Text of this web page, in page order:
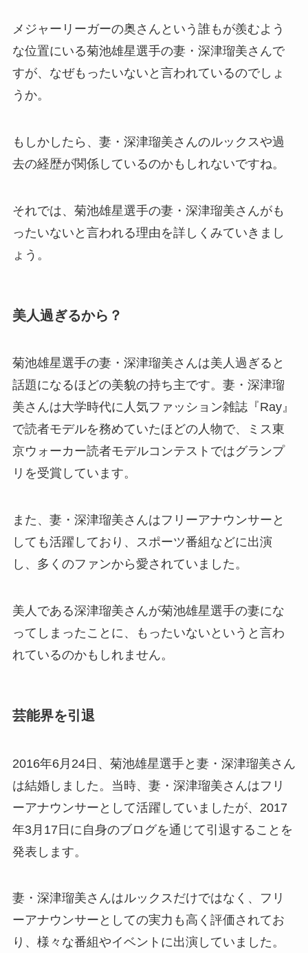
メジャーリーガーの奥さんという誰もが羨むよう
な位置にいる菊池雄星選手の妻・深津瑠美さんで
すが、なぜもったいないと言われているのでしょ
うか。
もしかしたら、妻・深津瑠美さんのルックスや過
去の経歴が関係しているのかもしれないですね。
それでは、菊池雄星選手の妻・深津瑠美さんがも
ったいないと言われる理由を詳しくみていきまし
ょう。
美人過ぎるから？
菊池雄星選手の妻・深津瑠美さんは美人過ぎると
話題になるほどの美貌の持ち主です。妻・深津瑠
美さんは大学時代に人気ファッション雑誌『Ray』
で読者モデルを務めていたほどの人物で、ミス東
京ウォーカー読者モデルコンテストではグランプ
リを受賞しています。
また、妻・深津瑠美さんはフリーアナウンサーと
しても活躍しており、スポーツ番組などに出演
し、多くのファンから愛されていました。
美人である深津瑠美さんが菊池雄星選手の妻にな
ってしまったことに、もったいないというと言わ
れているのかもしれません。
芸能界を引退
2016年6月24日、菊池雄星選手と妻・深津瑠美さん
は結婚しました。当時、妻・深津瑠美さんはフリ
ーアナウンサーとして活躍していましたが、2017
年3月17日に自身のブログを通じて引退することを
発表します。
妻・深津瑠美さんはルックスだけではなく、フリ
ーアナウンサーとしての実力も高く評価されてお
り、様々な番組やイベントに出演していました。